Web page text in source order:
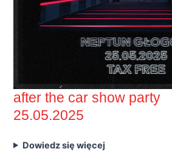
after the car show party
25.05.2025
Dowiedz się więcej